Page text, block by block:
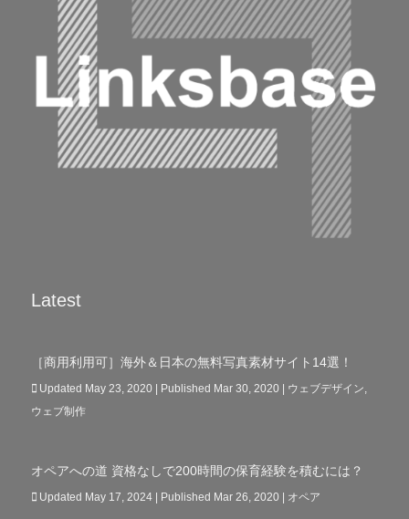
Latest
［商用利用可］海外＆日本の無料写真素材サイト14選！
Updated May 23, 2020 | Published Mar 30, 2020| ウェブデザイン
ウェブ制作
オペアへの道 資格なしで200時間の保育経験を積むには？
Updated May 17, 2024 | Published Mar 26, 2020| オペア